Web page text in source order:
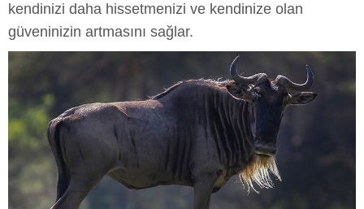
kendinizi daha hissetmenizi ve kendinize olan
güveninizin artmasını sağlar.